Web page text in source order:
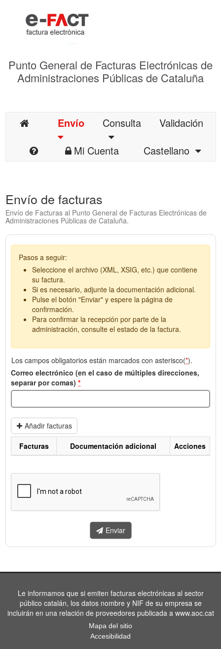
Punto General de Facturas Electrónicas de
Administraciones Públicas de Cataluña
Envío Consulta
Validación
Mi Cuenta
Castellano
Envío de facturas
Envío de Facturas al Punto General de Facturas Electrónicas de
Administraciones Públicas de Cataluña.
Pasos a seguir:
Seleccione el archivo (XML, XSIG, etc.) que contiene
su factura.
Si es necesario, adjunte la documentación adicional.
Pulse el botón "Enviar" y espere la página de
confirmación.
Para confirmar la recepción por parte de la
administración, consulte el estado de la factura.
Los campos obligatorios están marcados con asterisco(*).
Correo electrónico (en el caso de múltiples direcciones,
separar por comas) *
Añadir facturas
enviar.
Facturas Documentación adicional Acciones
Enviar
Le informamos que si emiten facturas electrónicas al sector
público catalán, los datos nombre y NIF de su empresa se
incluirán en una relación de proveedores publicada a www.aoc.cat
Mapa del sitio
Accesibilidad